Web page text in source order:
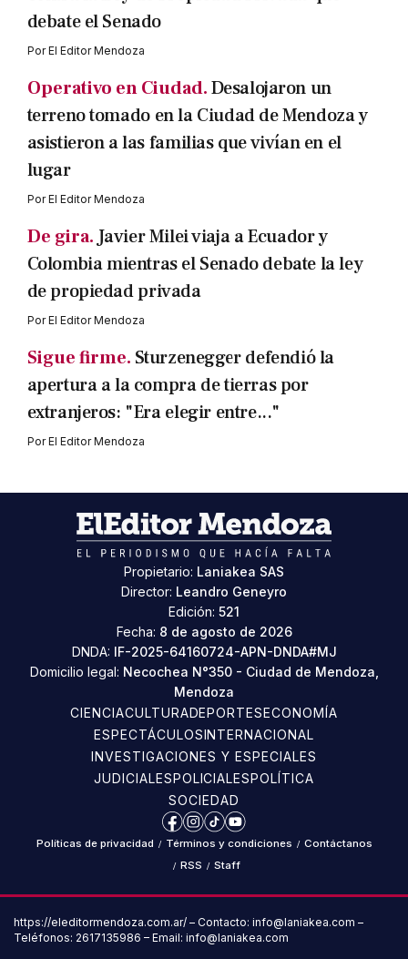
debate el Senado
PorEl Editor Mendoza
Operativo en Ciudad.Desalojaron un
terreno tomado en la Ciudad de Mendoza y
asistieron a las familias que vivían en el
lugar
PorEl Editor Mendoza
De gira. Javier Milei viaja a Ecuador y
Colombia mientras el Senado debate la ley
de propiedad privada
PorEl Editor Mendoza
Sigue firme. Sturzenegger defendió la
apertura a la compra de tierras por
extranjeros: "Era elegir entre..."
PorEl Editor Mendoza
Propietario: Laniakea SAS
Director: Leandro Geneyro
Edición: 521
Fecha: 8 de agosto de 2026
DNDA: IF-2025-64160724-APN-DNDA#MJ
Domicilio legal: Necochea N°350 - Ciudad de Mendoza,
Mendoza
CIENCIACULTURADEPORTESECONOMÍA
ESPECTÁCULOSINTERNACIONAL
INVESTIGACIONES Y ESPECIALES
JUDICIALESPOLICIALESPOLÍTICA
SOCIEDAD
Facebook
Instagram
TikTokYouTube
Políticas de privacidad / Términos y condiciones / Contáctanos
/ RSS / Staff
https://eleditormendoza.com.ar/ – Contacto: info@laniakea.com –
Teléfonos: 2617135986 – Email: info@laniakea.com